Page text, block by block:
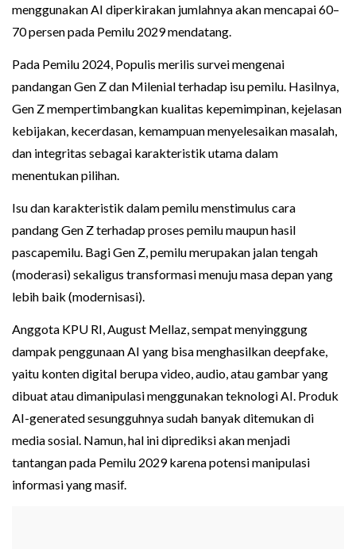
menggunakan AI diperkirakan jumlahnya akan mencapai 60–
70 persen pada Pemilu 2029 mendatang.
Pada Pemilu 2024, Populis merilis survei mengenai
pandangan Gen Z dan Milenial terhadap isu pemilu. Hasilnya,
Gen Z mempertimbangkan kualitas kepemimpinan, kejelasan
kebijakan, kecerdasan, kemampuan menyelesaikan masalah,
dan integritas sebagai karakteristik utama dalam
menentukan pilihan.
Isu dan karakteristik dalam pemilu menstimulus cara
pandang Gen Z terhadap proses pemilu maupun hasil
pascapemilu. Bagi Gen Z, pemilu merupakan jalan tengah
(moderasi) sekaligus transformasi menuju masa depan yang
lebih baik (modernisasi).
Anggota KPU RI, August Mellaz, sempat menyinggung
dampak penggunaan AI yang bisa menghasilkan deepfake,
yaitu konten digital berupa video, audio, atau gambar yang
dibuat atau dimanipulasi menggunakan teknologi AI. Produk
AI-generated sesungguhnya sudah banyak ditemukan di
media sosial. Namun, hal ini diprediksi akan menjadi
tantangan pada Pemilu 2029 karena potensi manipulasi
informasi yang masif.